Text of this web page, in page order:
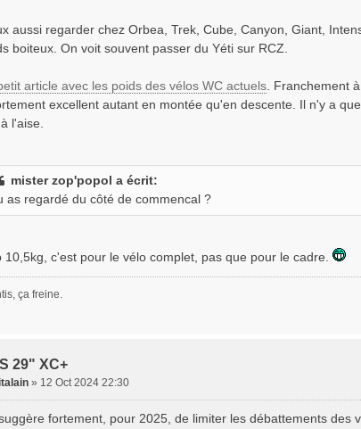
aussi regarder chez Orbea, Trek, Cube, Canyon, Giant,
boiteux. On voit souvent passer du Yéti sur RCZ.
article avec les poids des vélos WC actuels . Franchement
excellent autant en montée qu'en descente. Il n'y a
l'aise.
mister zop'popol a écrit:
as regardé du côté de commencal ?
10,5kg, c'est pour le vélo complet, pas que pour le cadre.
ça freine.
29" XC+
» 12 Oct 2024 22:30
fortement, pour 2025, de limiter les débattements des